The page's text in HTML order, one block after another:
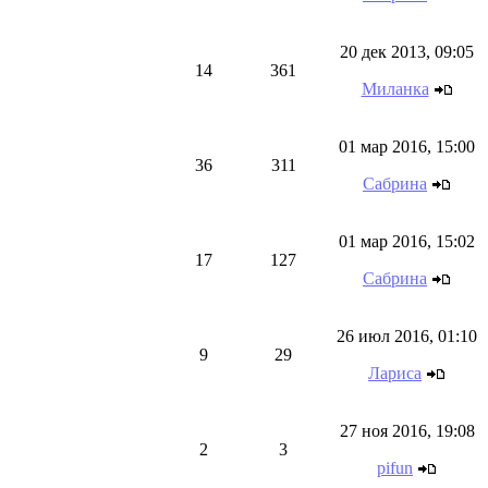
14 361
20 дек 2013, 09:05
Миланка
36 311
01 мар 2016, 15:00
Сабрина
17 127
01 мар 2016, 15:02
Сабрина
9 29
26 июл 2016, 01:10
Лариса
2 3
27 ноя 2016, 19:08
pifun